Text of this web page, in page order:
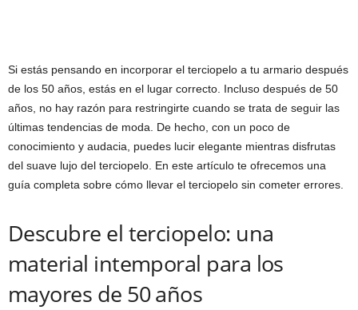
Si estás pensando en incorporar el terciopelo a tu armario después
de los 50 años, estás en el lugar correcto. Incluso después de 50
años, no hay razón para restringirte cuando se trata de seguir las
últimas tendencias de moda. De hecho, con un poco de
conocimiento y audacia, puedes lucir elegante mientras disfrutas
del suave lujo del terciopelo. En este artículo te ofrecemos una
guía completa sobre cómo llevar el terciopelo sin cometer errores.
Descubre el terciopelo: una
material intemporal para los
mayores de 50 años